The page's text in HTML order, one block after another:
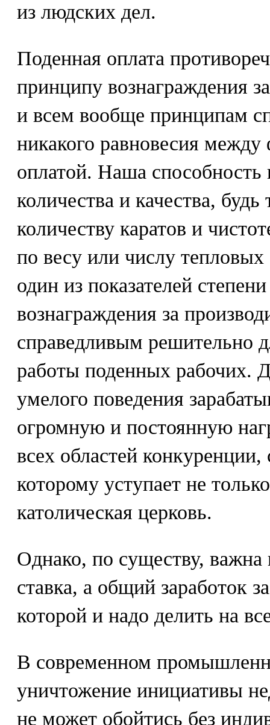
из людских дел.
Поденная оплата
принципу вознаграждения
и всем вообще принципам
никакого равновесия
оплатой. Наша
количества и качества,
количеству каратов и
по весу или числу
один из показателей
вознаграждения за
справедливым решительно
работы поденных рабочих.
умелого поведения
огромную и постоянную
всех областей конкуренции,
которому уступает не
католическая церковь.
Однако, по существу, важна
ставка, а общий заработок
которой и надо делить на
В современном
уничтожение инициативы
не может обойтись без